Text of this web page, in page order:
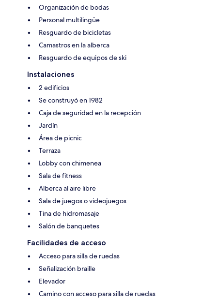
Organización de bodas
Personal multilingüe
Resguardo de bicicletas
Camastros en la alberca
Resguardo de equipos de ski
Instalaciones
2 edificios
Se construyó en 1982
Caja de seguridad en la recepción
Jardín
Área de picnic
Terraza
Lobby con chimenea
Sala de fitness
Alberca al aire libre
Sala de juegos o videojuegos
Tina de hidromasaje
Salón de banquetes
Facilidades de acceso
Acceso para silla de ruedas
Señalización braille
Elevador
Camino con acceso para silla de ruedas